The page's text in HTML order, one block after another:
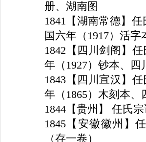
册、湖南图
1841 【湖南常德】
国六年（ 1917）活字
1842 【四川剑阁】
年（ 1927）钞本、四
1843 【四川宣汉】
年（ 1865）木刻本、
1844 【贵州】 任氏
1845 【安徽徽州】
（存一卷）